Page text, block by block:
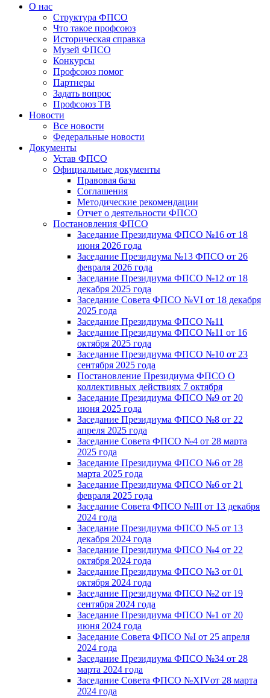
О нас
Структура ФПСО
Что такое профсоюз
Историческая справка
Музей ФПСО
Конкурсы
Профсоюз помог
Партнеры
Задать вопрос
Профсоюз ТВ
Новости
Все новости
Федеральные новости
Документы
Устав ФПСО
Официальные документы
Правовая база
Соглашения
Методические рекомендации
Отчет о деятельности ФПСО
Постановления ФПСО
Заседание Президиума ФПСО №16 от 18
июня 2026 года
Заседание Президиума №13 ФПСО от 26
февраля 2026 года
Заседание Президиума ФПСО №12 от 18
декабря 2025 года
Заседание Совета ФПСО №VI от 18 декабря
2025 года
Заседание Президиума ФПСО №11
Заседание Президиума ФПСО №11 от 16
октября 2025 года
Заседание Президиума ФПСО №10 от 23
сентября 2025 года
Постановление Президиума ФПСО О
коллективных действиях 7 октября
Заседание Президиума ФПСО №9 от 20
июня 2025 года
Заседание Президиума ФПСО №8 от 22
апреля 2025 года
Заседание Совета ФПСО №4 от 28 марта
2025 года
Заседание Президиума ФПСО №6 от 28
марта 2025 года
Заседание Президиума ФПСО №6 от 21
февраля 2025 года
Заседание Совета ФПСО №III от 13 декабря
2024 года
Заседание Президиума ФПСО №5 от 13
декабря 2024 года
Заседание Президиума ФПСО №4 от 22
октября 2024 года
Заседание Президиума ФПСО №3 от 01
октября 2024 года
Заседание Президиума ФПСО №2 от 19
сентября 2024 года
Заседание Президиума ФПСО №1 от 20
июня 2024 года
Заседание Совета ФПСО №I от 25 апреля
2024 года
Заседание Президиума ФПСО №34 от 28
марта 2024 года
Заседание Совета ФПСО №XIVот 28 марта
2024 года